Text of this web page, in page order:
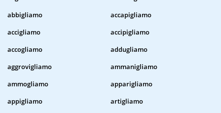
abbigliamo
accapigliamo
accigliamo
accipigliamo
accogliamo
addugliamo
aggrovigliamo
ammanigliamo
ammogliamo
apparigliamo
appigliamo
artigliamo